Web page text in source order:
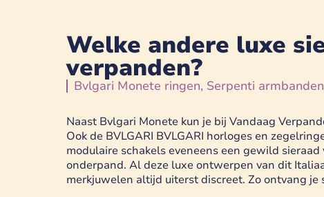
Welke andere luxe
verpanden?
Bvlgari Monete ringen, Serpenti
Naast Bvlgari Monete kun je bij Vandaag
Ook de BVLGARI BVLGARI horloges en
modulaire schakels eveneens een gewild
onderpand. Al deze luxe ontwerpen van dit
merkjuwelen altijd uiterst discreet. Zo ontvang